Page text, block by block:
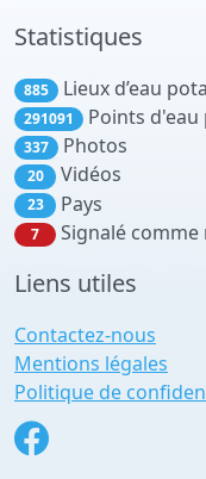
Statistiques
885 Lieux d’eau
291091 Points d'eau
337 Photos
20 Vidéos
23 Pays
7 Signalé
Liens utiles
Contactez-nous
Mentions légales
Politique de